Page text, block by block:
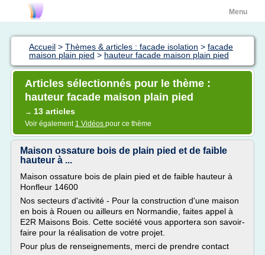
Menu
Accueil > Thèmes & articles : facade isolation > facade
maison plain pied > hauteur facade maison plain pied
Articles sélectionnés pour le thème :
hauteur facade maison plain pied
→ 13 articles
Voir également 1 Vidéos pour ce thème
Maison ossature bois de plain pied et de faible
hauteur à ...
Maison ossature bois de plain pied et de faible hauteur à
Honfleur 14600
Nos secteurs d'activité - Pour la construction d'une maison
en bois à Rouen ou ailleurs en Normandie, faites appel à
E2R Maisons Bois. Cette société vous apportera son savoir-
faire pour la réalisation de votre projet.
Pour plus de renseignements, merci de prendre contact